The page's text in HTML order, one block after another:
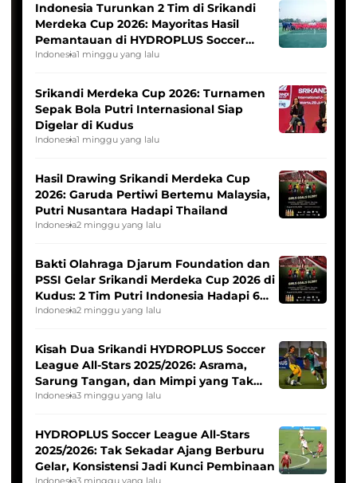
Indonesia Turunkan 2 Tim di Srikandi
Merdeka Cup 2026: Mayoritas Hasil
Pemantauan di HYDROPLUS Soccer
League
Indonesia1 minggu yang lalu
Srikandi Merdeka Cup 2026: Turnamen
Sepak Bola Putri Internasional Siap
Digelar di Kudus
Indonesia1 minggu yang lalu
Hasil Drawing Srikandi Merdeka Cup
2026: Garuda Pertiwi Bertemu Malaysia,
Putri Nusantara Hadapi Thailand
Indonesia2 minggu yang lalu
Bakti Olahraga Djarum Foundation dan
PSSI Gelar Srikandi Merdeka Cup 2026 di
Kudus: 2 Tim Putri Indonesia Hadapi 6
Tim Asia
Indonesia2 minggu yang lalu
Kisah Dua Srikandi HYDROPLUS Soccer
League All-Stars 2025/2026: Asrama,
Sarung Tangan, dan Mimpi yang Tak
Pernah Padam
Indonesia3 minggu yang lalu
HYDROPLUS Soccer League All-Stars
2025/2026: Tak Sekadar Ajang Berburu
Gelar, Konsistensi Jadi Kunci Pembinaan
Indonesia3 minggu yang lalu